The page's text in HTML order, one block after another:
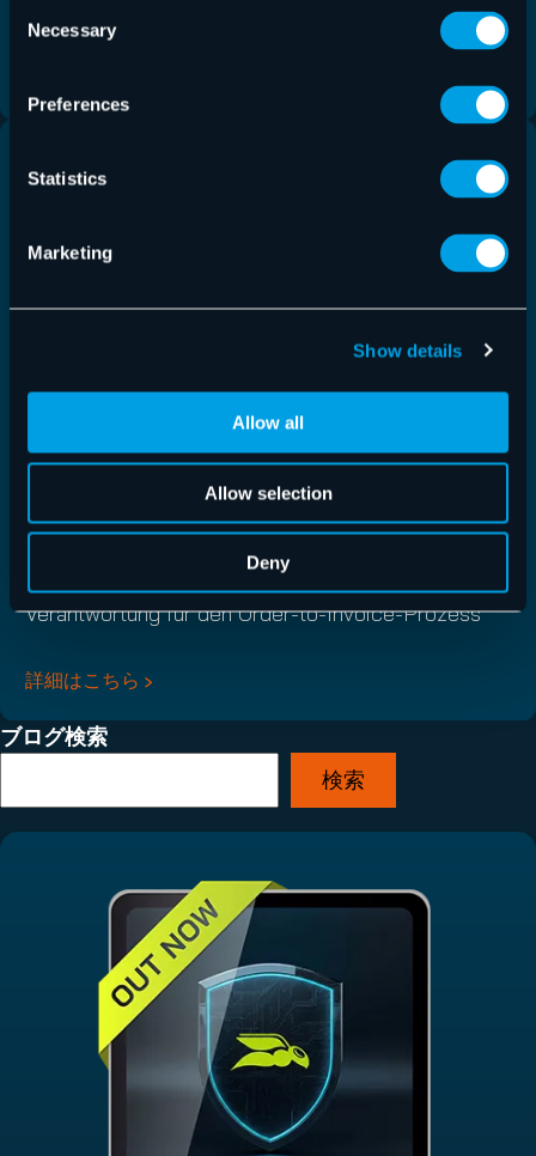
Selection
Necessary
Preferences
Statistics
Marketing
Show details
Allow all
Allow selection
Deny
International Invoice Manager – Germany
Du übernimmst die eigenständige Bearbeitung und
Verantwortung für den Order-to-Invoice-Prozess
詳細はこちら
ブログ検索
検索